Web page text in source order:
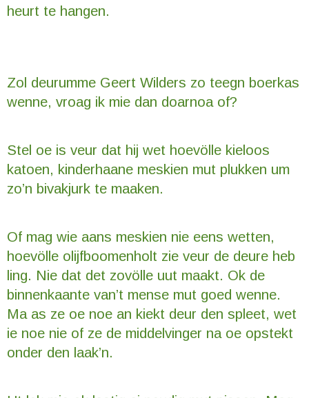
heurt te hangen.
Zol deurumme Geert Wilders zo teegn boerkas
wenne, vroag ik mie dan doarnoa of?
Stel oe is veur dat hij wet hoevölle kieloos
katoen, kinderhaane meskien mut plukken um
zo’n bivakjurk te maaken.
Of mag wie aans meskien nie eens wetten,
hoevölle olijfboomenholt zie veur de deure heb
ling. Nie dat det zovölle uut maakt. Ok de
binnenkaante van’t mense mut goed wenne.
Ma as ze oe noe an kiekt deur den spleet, wet
ie noe nie of ze de middelvinger na oe opstekt
onder den laak’n.